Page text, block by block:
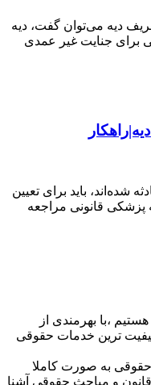
دیه می‌توان گفت، دیه
برای جنایت غیر عمدی
شده‌اند، باید برای تعیین
پزشکی قانونی مراجعه
،با بهرمندی از
ترین خدمات حقوقی
حقوقی به صورت کاملا
قانون و مباحث حقوقی آشنا